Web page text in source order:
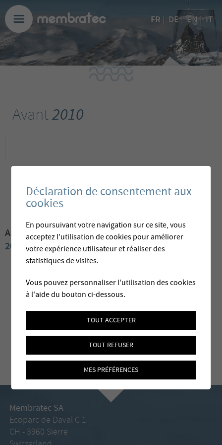
FR DE|EN|IT
Avant2010
Archives:2009 2008 2007 2006 2004 2003
2001
2000
Membratec SA
Ecoparc de Daval C 1
CH - 3960 Sierre
Déclaration de consentement aux
cookies
En poursuivant votre navigation sur ce site, vous
acceptez l'utilisation de cookies pour améliorer
votre expérience utilisateur et réaliser des
statistiques de visites.
Vous pouvez personnaliser l'utilisation des cookies
à l'aide du bouton ci-dessous.
TOUT ACCEPTER
TOUT REFUSER
MES PRÉFÉRENCES